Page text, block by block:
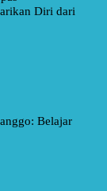
Diri dari
Belajar